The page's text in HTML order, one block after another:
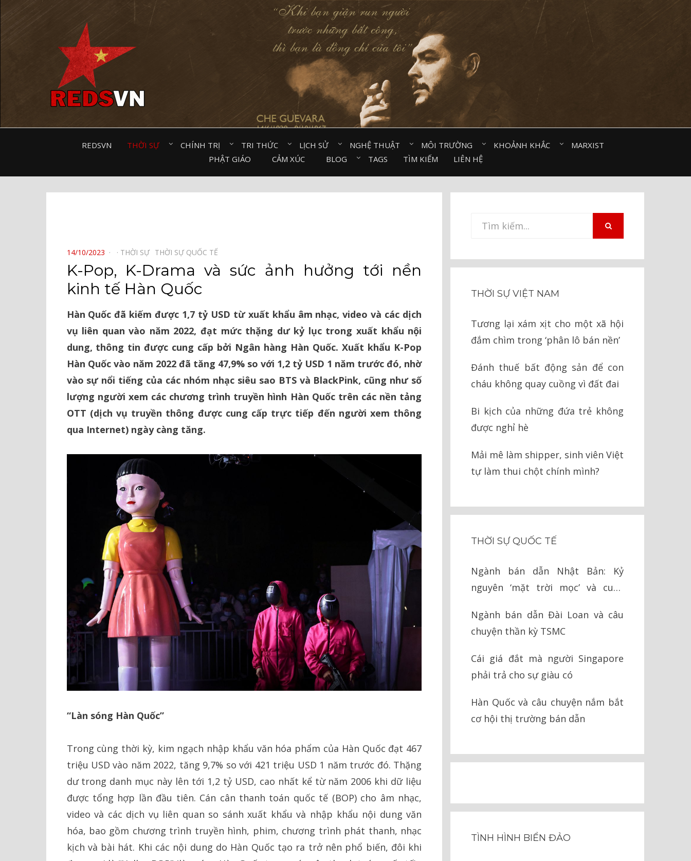
REDSVN THỜI SỰ⠀ CHÍNH TRỊ⠀ TRI THỨC⠀ LỊCH SỬ⠀ NGHỆ THUẬT⠀ MÔI TRƯỜNG⠀ KHOẢNH KHẮC⠀
MARXIST⠀
PHẬT GIÁO⠀
CẢM XÚC⠀ BLOG⠀ TAGS TÌM KIẾM LIÊN HỆ
POSTED
ON
14/10/2023 THỜI SỰ⠀ THỜI SỰ QUỐC TẾ⠀
K-Pop, K-Drama và sức ảnh hưởng tới nền
kinh tế Hàn Quốc
Hàn Quốc đã kiếm được 1,7 tỷ USD từ xuất khẩu âm nhạc, video và các dịch
vụ liên quan vào năm 2022, đạt mức thặng dư kỷ lục trong xuất khẩu nội
dung, thông tin được cung cấp bởi Ngân hàng Hàn Quốc. Xuất khẩu K-Pop
Hàn Quốc vào năm 2022 đã tăng 47,9% so với 1,2 tỷ USD 1 năm trước đó, nhờ
vào sự nổi tiếng của các nhóm nhạc siêu sao BTS và BlackPink, cũng như số
lượng người xem các chương trình truyền hình Hàn Quốc trên các nền tảng
OTT (dịch vụ truyền thông được cung cấp trực tiếp đến người xem thông
qua Internet) ngày càng tăng.
“Làn sóng Hàn Quốc”
Trong cùng thời kỳ, kim ngạch nhập khẩu văn hóa phẩm của Hàn Quốc đạt 467
triệu USD vào năm 2022, tăng 9,7% so với 421 triệu USD 1 năm trước đó. Thặng
dư trong danh mục này lên tới 1,2 tỷ USD, cao nhất kể từ năm 2006 khi dữ liệu
được tổng hợp lần đầu tiên. Cán cân thanh toán quốc tế (BOP) cho âm nhạc,
video và các dịch vụ liên quan so sánh xuất khẩu và nhập khẩu nội dung văn
hóa, bao gồm chương trình truyền hình, phim, chương trình phát thanh, nhạc
kịch và bài hát. Khi các nội dung do Hàn Quốc tạo ra trở nên phổ biến, đôi khi
Tìm
THỜI SỰ VIỆT NAM
Tương lại xám xịt cho một xã hội
đắm chìm trong ‘phân lô bán nền’
Đánh thuế bất động sản để con
cháu không quay cuồng vì đất đai
Bi kịch của những đứa trẻ không
được nghỉ hè
Mải mê làm shipper, sinh viên Việt
tự làm thui chột chính mình?
THỜI SỰ QUỐC TẾ
Ngành bán dẫn Nhật Bản: Kỷ
nguyên ‘mặt trời mọc’ và cuộc
Ngành bán dẫn Đài Loan và câu
chuyện thần kỳ TSMC
Cái giá đắt mà người Singapore
phải trả cho sự giàu có
Hàn Quốc và câu chuyện nắm bắt
cơ hội thị trường bán dẫn
TÌNH HÌNH BIỂN ĐẢO